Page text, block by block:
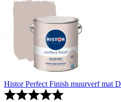
Histor Perfect Finish muurverf mat